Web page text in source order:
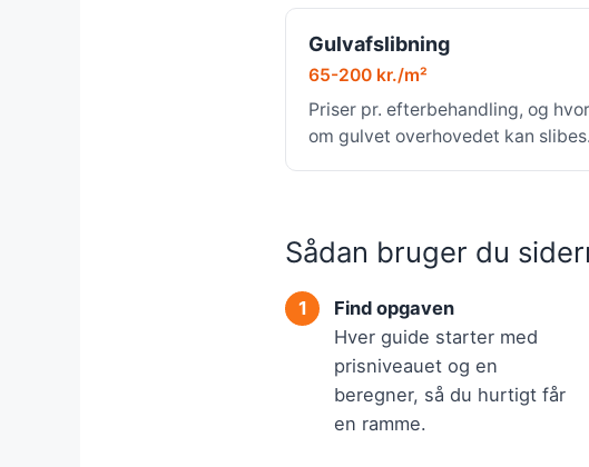
Gulvafslibning
65-200 kr./m²
Priser pr. efterbehandling, og
om gulvet overhovedet kan slibes.
Sådan bruger du
Find opgaven
Hver guide starter med
prisniveauet og en
beregner, så du hurtigt får
en ramme.